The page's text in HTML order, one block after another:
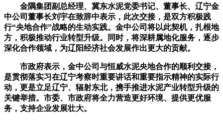
金隅集团副总经理、冀东水泥党委书记、董事长、辽宁金
中公司董事长刘宇在致辞中表示，此次交接，是双方积极践
行“央地合作”战略的生动实践。金中公司将以此契机，扎根地
方，积极推动行业转型升级。同时，将深耕属地化服务，逐步
深化合作领域，为辽阳经济社会发展作出更大的贡献。
市政府表示，金中公司与恒威水泥央地合作的顺利交接，
是贯彻落实习在辽宁考察时重要讲话和重要指示精神的实际行
动，更是立足辽宁、辐射东北，携手推进水泥产业转型升级的
关键举措。市委、市政府将全力营造更好环境、提供更优服
务，支持企业发展壮大。